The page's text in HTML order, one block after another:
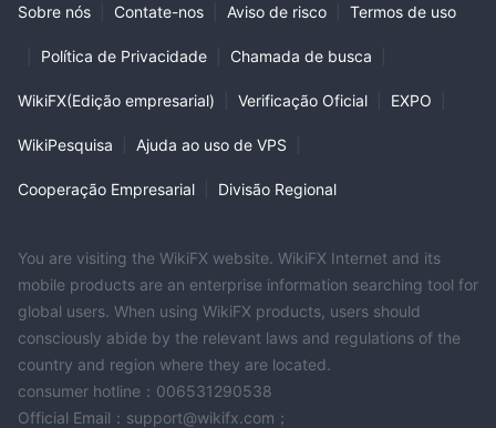
Sobre nós Contate-nos Aviso de risco Termos de uso
Política de Privacidade Chamada de busca
WikiFX(Edição empresarial) Verificação Oficial EXPO
WikiPesquisa Ajuda ao uso de VPS
Cooperação Empresarial Divisão Regional
You are visiting the WikiFX website. WikiFX Internet and its
mobile products are an enterprise information searching tool for
global users. When using WikiFX products, users should
consciously abide by the relevant laws and regulations of the
country and region where they are located.
consumer hotline：006531290538
Official Email：support@wikifx.com；